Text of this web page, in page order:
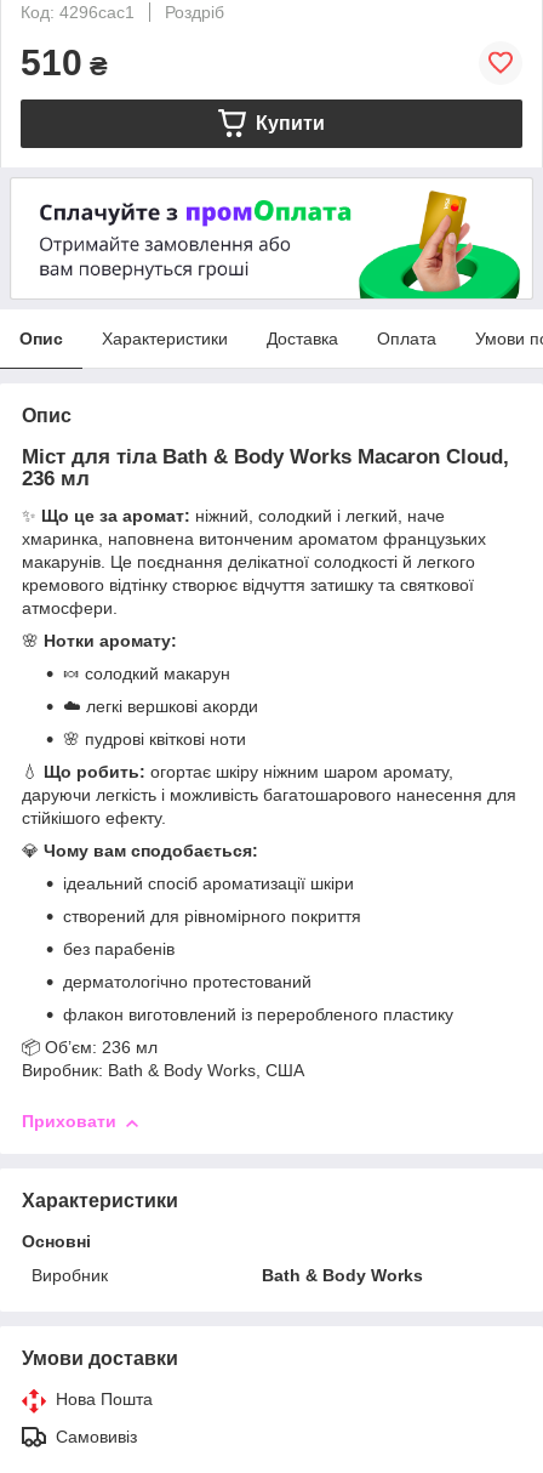
Код: 4296cac1
Роздріб
510 ₴
Купити
Опис Характеристики Доставка Оплата Умови
Опис
Міст для тіла Bath & Body Works Macaron Cloud ,
236 мл
✨ Що це за аромат: ніжний, солодкий і легкий, наче
хмаринка, наповнена витонченим ароматом французьких
макарунів. Це поєднання делікатної солодкості й легкого
кремового відтінку створює відчуття затишку та святкової
атмосфери.
🌸 Нотки аромату:
🍬 солодкий макарун
☁️ легкі вершкові акорди
🌸 пудрові квіткові ноти
💧 Що робить: огортає шкіру ніжним шаром аромату,
даруючи легкість і можливість багатошарового нанесення для
стійкішого ефекту.
💎 Чому вам сподобається:
ідеальний спосіб ароматизації шкіри
створений для рівномірного покриття
без парабенів
дерматологічно протестований
флакон виготовлений із переробленого пластику
📦 Об’єм: 236 мл
Виробник: Bath & Body Works, США
Приховати
Характеристики
Основні
Виробник
Bath & Body Works
Умови доставки
Нова Пошта
Самовивіз